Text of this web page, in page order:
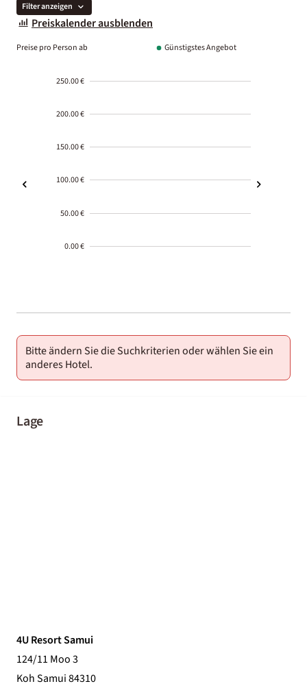
Filter anzeigen
Preiskalender ausblenden
Preise pro Person ab Günstigstes Angebot
250.00 €
200.00 €
150.00 €
100.00 €
50.00 €
0.00 €
01-02
Bitte ändern Sie die Suchkriterien oder wählen Sie ein
anderes Hotel.
Lage
4U Resort Samui
124/11 Moo 3
Koh Samui 84310